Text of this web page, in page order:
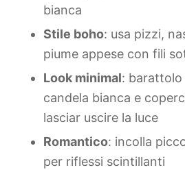
bianca
Stile boho: usa pizzi,
piume appese con fili
Look minimal:
candela bianca e
lasciar uscire la luce
Romantico: incolla
per riflessi scintillanti